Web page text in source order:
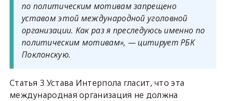
по политическим мотивам запрещено
уставом этой международной уголовной
организации. Как раз я преследуюсь именно по
политическим мотивам», — цитирует РБК
Поклонскую.
Статья 3 Устава Интерпола гласит, что эта
международная организация не должна